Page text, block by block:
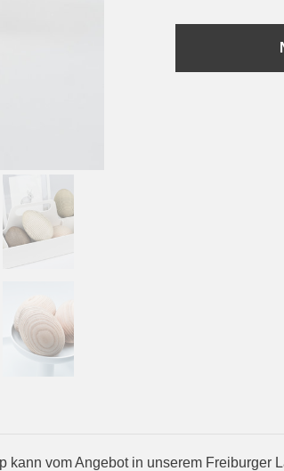
kann vom Angebot in unserem Freiburger